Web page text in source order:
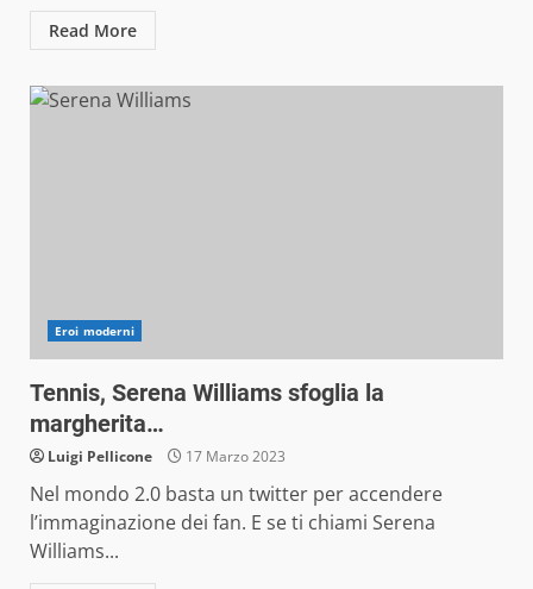
Read More
Eroi moderni
Tennis, Serena Williams sfoglia la
margherita…
Luigi Pellicone 17 Marzo 2023
Nel mondo 2.0 basta un twitter per accendere
l’immaginazione dei fan. E se ti chiami Serena
Williams...